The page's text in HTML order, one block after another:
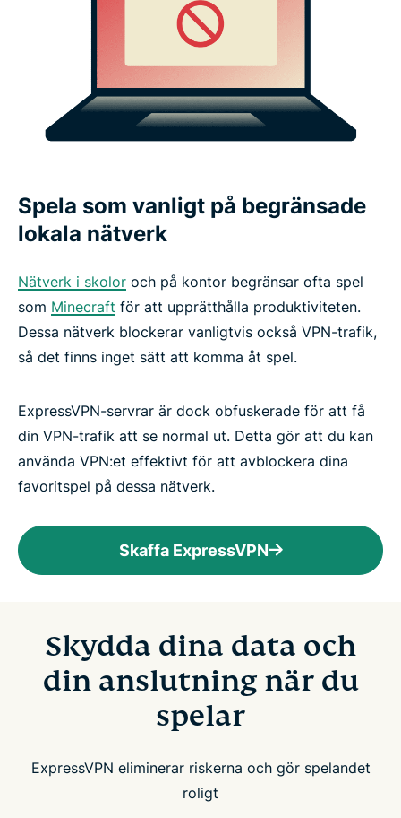
Spela som vanligt på begränsade
lokala nätverk
Nätverk i skolor och på kontor begränsar ofta spel
som Minecraft för att upprätthålla produktiviteten.
Dessa nätverk blockerar vanligtvis också VPN-trafik,
så det finns inget sätt att komma åt spel.
ExpressVPN-servrar är dock obfuskerade för att få
din VPN-trafik att se normal ut. Detta gör att du kan
använda VPN:et effektivt för att avblockera dina
favoritspel på dessa nätverk.
Skaffa ExpressVPN
Skydda dina data och
din anslutning när du
spelar
ExpressVPN eliminerar riskerna och gör spelandet
roligt